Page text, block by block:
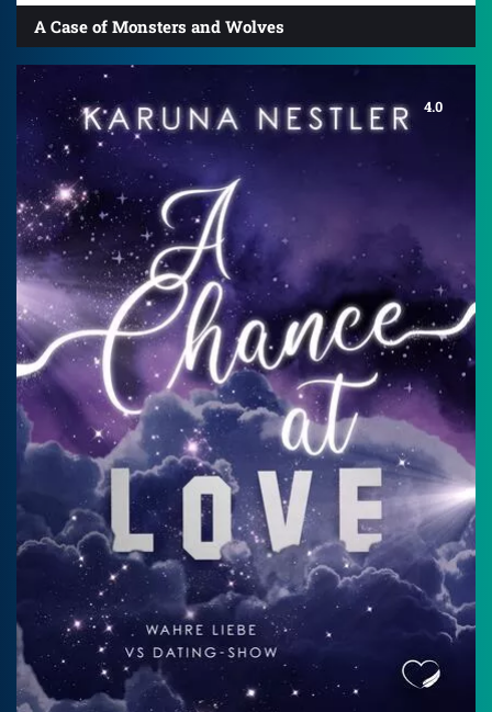
A Case of Monsters and Wolves
4.0